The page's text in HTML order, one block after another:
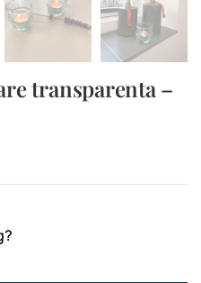
transparenta –